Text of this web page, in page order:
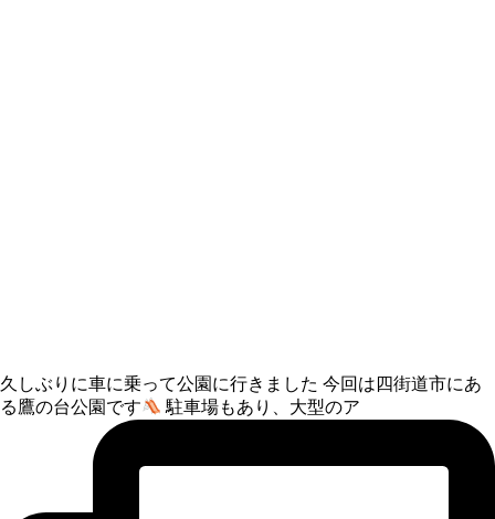
久しぶりに車に乗って公園に行きました 今回は四街道市にあ
る鷹の台公園です
駐車場もあり、大型のア